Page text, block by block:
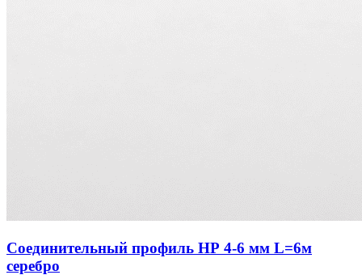
Соединительный профиль НР 4-6 мм L=6м
серебро